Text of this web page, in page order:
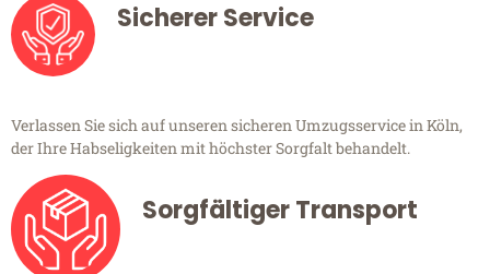
Sicherer Service
Verlassen Sie sich auf unseren sicheren Umzugsservice in Köln,
der Ihre Habseligkeiten mit höchster Sorgfalt behandelt.
Sorgfältiger Transport